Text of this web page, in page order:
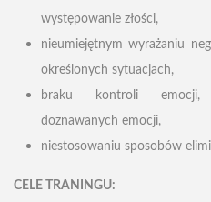
występowanie złości,
nieumiejętnym wyrażaniu
określonych sytuacjach,
braku kontroli emocji,
doznawanych emocji,
niestosowaniu sposobów
CELE TRANINGU: